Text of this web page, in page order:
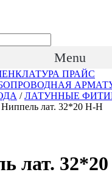
Menu
ПРАЙС
/ЛАТУННЫЕ
лат. 32*20 Н-Н
лат.